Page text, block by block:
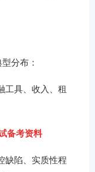
分布：
工具、收入、租
备考资料
缺陷、实质性程